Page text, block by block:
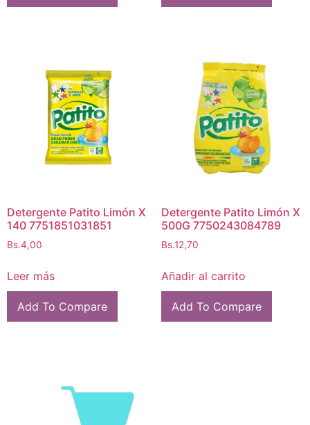
Detergente Patito Limón X
140 7751851031851
Bs.4,00
Leer más
Add To Compare
Detergente Patito Limón X
500G 7750243084789
Bs.12,70
Añadir al carrito
Add To Compare